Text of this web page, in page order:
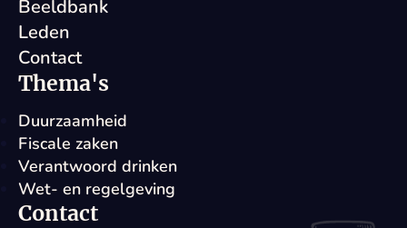
Beeldbank
Leden
Contact
Thema's
Duurzaamheid
Fiscale zaken
Verantwoord drinken
Wet- en regelgeving
Contact